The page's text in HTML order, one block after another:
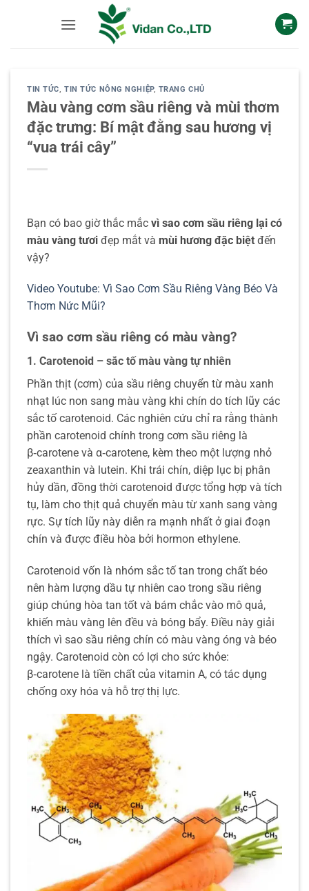
TIN TỨC,TIN TỨC NÔNG NGHIỆP, TRANG CHỦ
Màu vàng cơm sầu riêng và mùi thơm
đặc trưng: Bí mật đằng sau hương vị
“vua trái cây”
Bạn có bao giờ thắc mắc vì sao cơm sầu riêng lại có
màu vàng tươi đẹp mắt và mùi hương đặc biệt đến
vậy?
Video Youtube: Vì Sao Cơm Sầu Riêng Vàng Béo Và
Thơm Nức Mũi?
Vì sao cơm sầu riêng có màu vàng?
1. Carotenoid – sắc tố màu vàng tự nhiên
Phần thịt (cơm) của sầu riêng chuyển từ màu xanh
nhạt lúc non sang màu vàng khi chín do tích lũy các
sắc tố carotenoid. Các nghiên cứu chỉ ra rằng thành
phần carotenoid chính trong cơm sầu riêng là
β‑carotene và α‑carotene, kèm theo một lượng nhỏ
zeaxanthin và lutein. Khi trái chín, diệp lục bị phân
hủy dần, đồng thời carotenoid được tổng hợp và tích
tụ, làm cho thịt quả chuyển màu từ xanh sang vàng
rực. Sự tích lũy này diễn ra mạnh nhất ở giai đoạn
chín và được điều hòa bởi hormon ethylene.
Carotenoid vốn là nhóm sắc tố tan trong chất béo
nên hàm lượng dầu tự nhiên cao trong sầu riêng
giúp chúng hòa tan tốt và bám chắc vào mô quả,
khiến màu vàng lên đều và bóng bẩy. Điều này giải
thích vì sao sầu riêng chín có màu vàng óng và béo
ngậy. Carotenoid còn có lợi cho sức khỏe:
β‑carotene là tiền chất của vitamin A, có tác dụng
chống oxy hóa và hỗ trợ thị lực.